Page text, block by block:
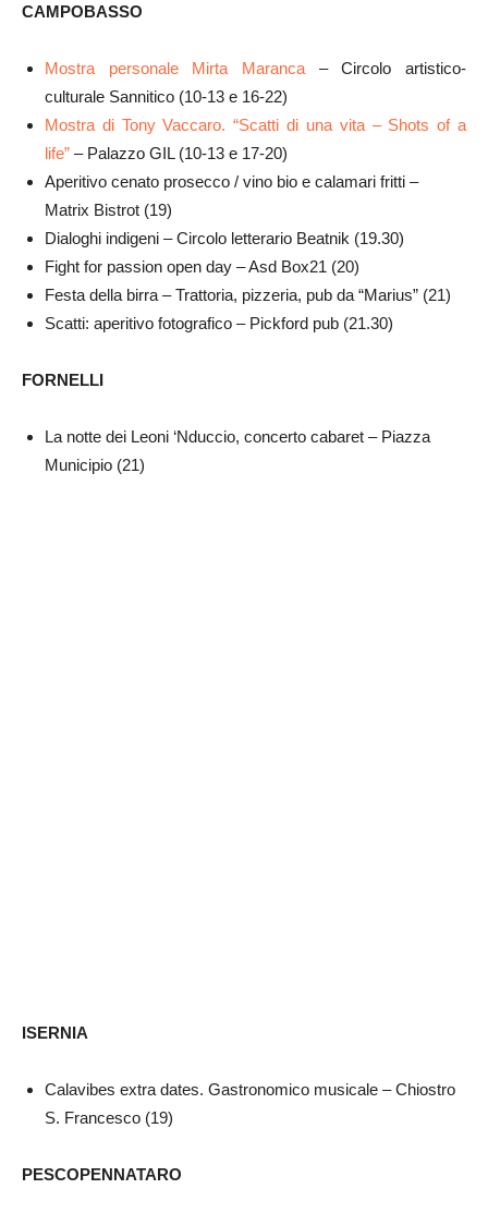
CAMPOBASSO
Mostra personale Mirta Maranca – Circolo artistico-
culturale Sannitico (10-13 e 16-22)
Mostra di Tony Vaccaro. “Scatti di una vita – Shots of a
life” – Palazzo GIL (10-13 e 17-20)
Aperitivo cenato prosecco / vino bio e calamari fritti –
Matrix Bistrot (19)
Dialoghi indigeni – Circolo letterario Beatnik (19.30)
Fight for passion open day – Asd Box21 (20)
Festa della birra – Trattoria, pizzeria, pub da “Marius” (21)
Scatti: aperitivo fotografico – Pickford pub (21.30)
FORNELLI
La notte dei Leoni ‘Nduccio, concerto cabaret – Piazza
Municipio (21)
ISERNIA
Calavibes extra dates. Gastronomico musicale – Chiostro
S. Francesco (19)
PESCOPENNATARO